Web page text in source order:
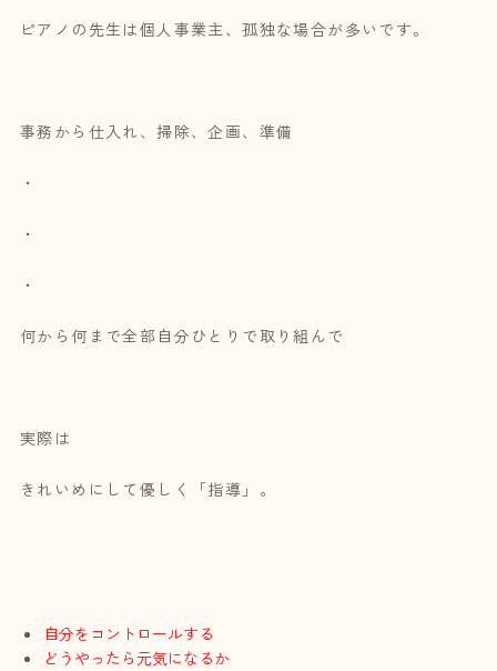
ピアノの先生は個人事業主、孤独な場合が多いです。
事務から仕入れ、掃除、企画、準備
・
・
・
何から何まで全部自分ひとりで取り組んで
実際は
きれいめにして優しく「指導」。
自分をコントロールする
どうやったら元気になるか